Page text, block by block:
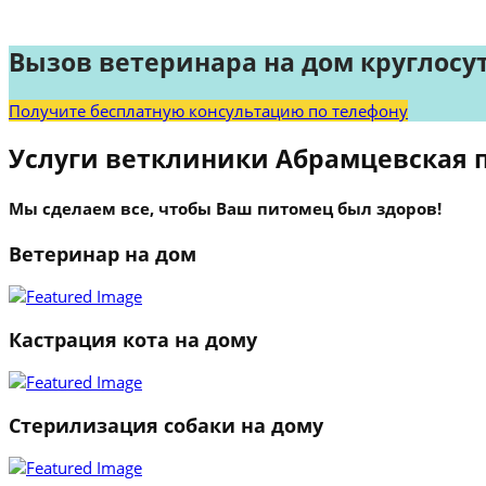
Вызов ветеринара на дом
Получите бесплатную консультацию по телефону
Услуги ветклиники Абрамцевская
Мы сделаем все, чтобы Ваш питомец был здоров!
Ветеринар на дом
Кастрация кота на дому
Стерилизация собаки на дому